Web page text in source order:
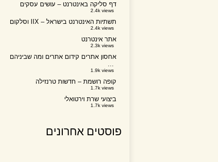
דף סליקה באינטרנט – עושים עסקים
2.4k views
תשתיות האינטרנט בישראל – IIX וסלקום
2.4k views
אתר אינטרנט
2.3k views
אחסון אתרים קידום אתרים ומה שביניהם
1.9k views
קופה רושמת – חדשות טרנזילה
1.7k views
ביצועי שרת וירטואלי
1.7k views
פוסטים אחרונים